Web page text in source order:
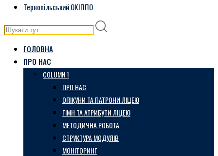
Тернопільський ОКІППО
ГОЛОВНА
ПРО НАС
COLUMN 1
ПРО НАС
ОПІКУНИ ТА ПАТРОНИ ЛІЦЕЮ
ГІМН ТА АТРИБУТИ ЛІЦЕЮ
МЕТОДИЧНА РОБОТА
СТРУКТУРА МОДУЛІВ
МОНІТОРИНГ